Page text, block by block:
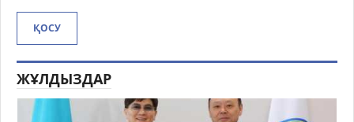
ҚОСУ
ЖҰЛДЫЗДАР